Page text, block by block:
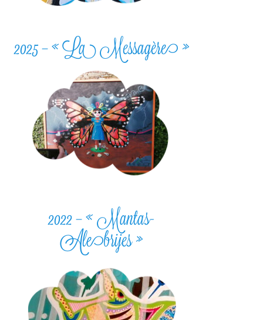
2025 – « La Messagère »
2022 – « Mantas-
Alebrijes »